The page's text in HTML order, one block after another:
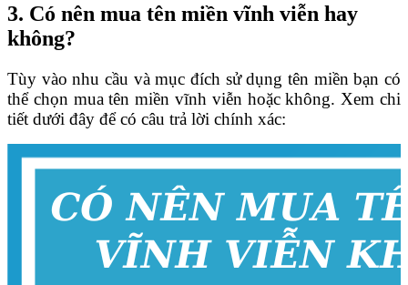
3. Có nên mua tên miền vĩnh viễn hay
không?
Tùy vào nhu cầu và mục đích sử dụng tên miền bạn có
thể chọn mua tên miền vĩnh viễn hoặc không. Xem chi
tiết dưới đây để có câu trả lời chính xác: